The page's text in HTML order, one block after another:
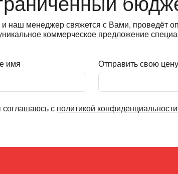
и наш менеджер свяжется с Вами, проведёт
коммерческое предложение
имя Отправить свою цену
с политикой конфиденциальности